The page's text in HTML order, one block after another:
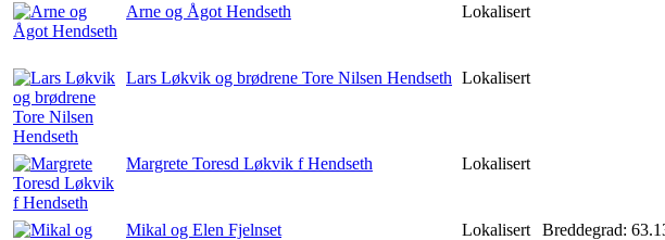
Arne og Ågot Hendseth Lokalisert
Lars Løkvik og brødrene Tore Nilsen Hendseth Lokalisert
Margrete Toresd Løkvik f Hendseth Lokalisert
Mikal og Elen Fjelnset Lokalisert Breddegrad: